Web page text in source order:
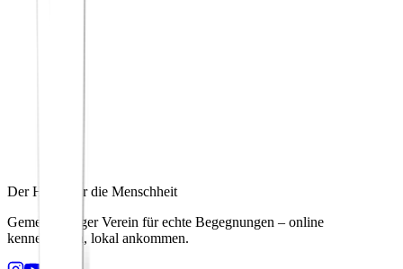
Der Hafen für die Menschheit
Gemeinnütziger Verein für echte Begegnungen – online
kennenlernen, lokal ankommen.